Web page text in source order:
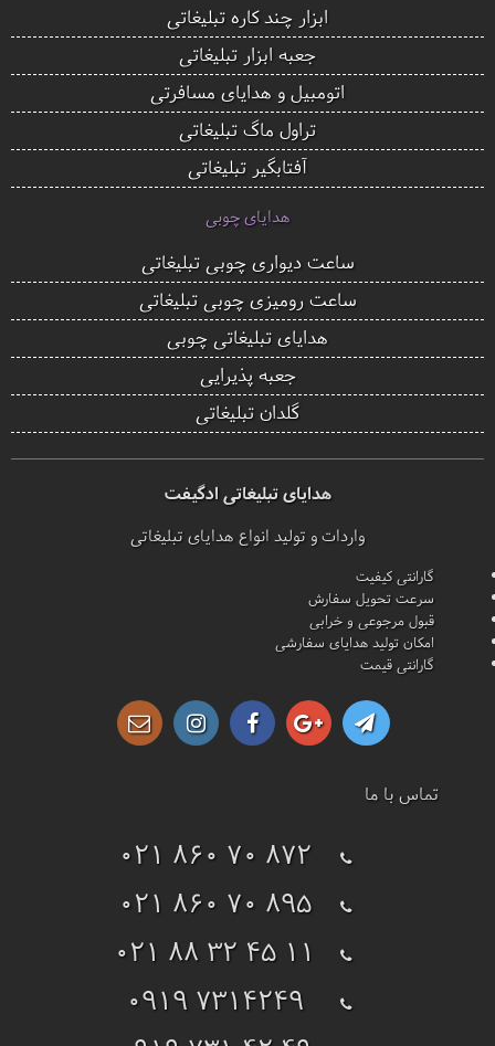
ابزار چند کاره تبلیغاتی
جعبه ابزار تبلیغاتی
اتومبیل و هدایای مسافرتی
تراول ماگ تبلیغاتی
آفتابگیر تبلیغاتی
هدایای چوبی
ساعت دیواری چوبی تبلیغاتی
ساعت رومیزی چوبی تبلیغاتی
هدایای تبلیغاتی چوبی
جعبه پذیرایی
گلدان تبلیغاتی
هدایای تبلیغاتی ادگیفت
واردات و تولید انواع هدایای تبلیغاتی
گارانتی کیفیت
سرعت تحویل سفارش
قبول مرجوعی و خرابی
امکان تولید هدایای سفارشی
گارانتی قیمت
تماس با ما
021 860 70 872
021 860 70 895
021 88 32 45 11
0919 7314249